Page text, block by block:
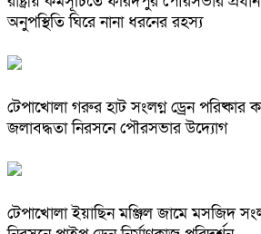
অনুপস্থিতি ঘিরে নানা ধরনের রহস্য
টেপাখোলা গরুর হাট সংলগ্ন ড্রেন পরিষ্কার
জলাবদ্ধতা নিরসনে পৌরসভার উদ্যোগ
টেপাখোলা ইয়াছিন মঞ্জিল জামে মসজিদ